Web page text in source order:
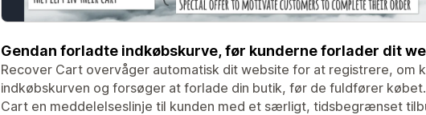
Gendan forladte indkøbskurve, før kunderne forlader dit
Recover Cart overvåger automatisk dit website for at registrere, om
indkøbskurven og forsøger at forlade din butik, før de fuldfører
Cart en meddelelseslinje til kunden med et særligt, tidsbegrænset